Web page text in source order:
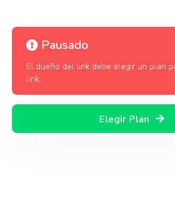
Pausado
El dueño del link debe elegir un plan
link.
Elegir Plan